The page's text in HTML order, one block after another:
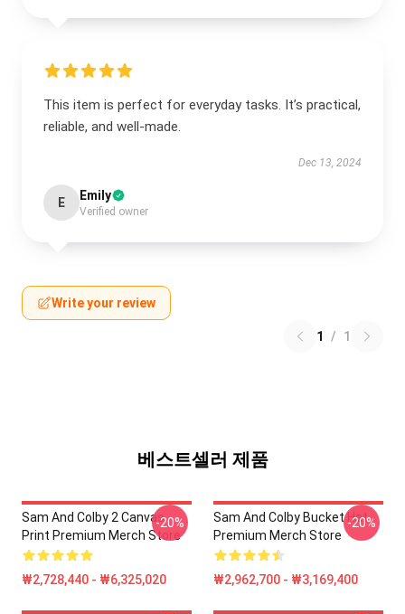
This item is perfect for everyday tasks. It’s practical,
reliable, and well-made.
Dec 13, 2024
E Emily
Verified owner
Write your review
1 / 1
베스트셀러 제품
Sam And Colby 2 Canvas
Print Premium Merch Store
₩2,728,440 - ₩6,325,020
-20%
Sam And Colby Bucket Hat
Premium Merch Store
₩2,962,700 - ₩3,169,400
-20%